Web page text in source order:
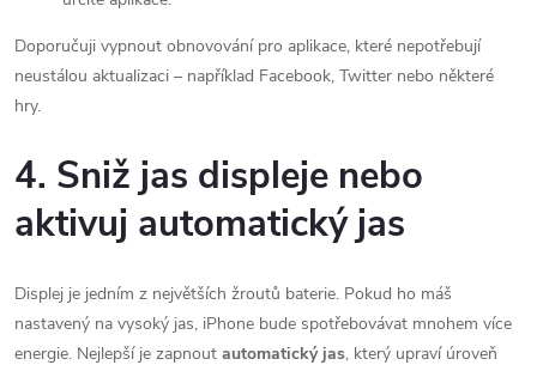
Doporučuji vypnout obnovování pro aplikace, které nepotřebují
neustálou aktualizaci – například Facebook, Twitter nebo některé
hry.
4. Sniž jas displeje nebo
aktivuj automatický jas
Displej je jedním z největších žroutů baterie. Pokud ho máš
nastavený na vysoký jas, iPhone bude spotřebovávat mnohem více
energie. Nejlepší je zapnout automatický jas, který upraví úroveň